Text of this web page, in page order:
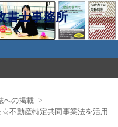
書士事務所
への掲載
不動産特定共同事業法を活用し